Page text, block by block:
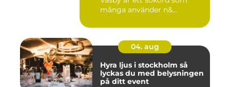
många använder n&...
04. aug
Hyra ljus i stockholm så
lyckas du med belysningen
på ditt event